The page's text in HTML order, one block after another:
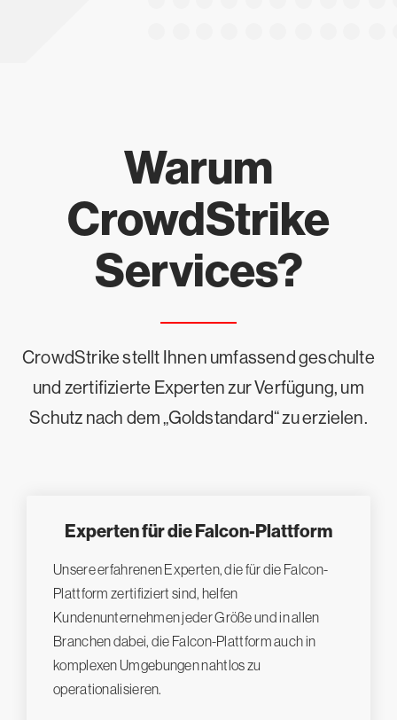
Warum
CrowdStrike
Services?
CrowdStrike stellt Ihnen umfassend geschulte
und zertifizierte Experten zur Verfügung, um
Schutz nach dem „Goldstandard“ zu erzielen.
Experten für die Falcon-Plattform
Unsere erfahrenen Experten, die für die Falcon-
Plattform zertifiziert sind, helfen
Kundenunternehmen jeder Größe und in allen
Branchen dabei, die Falcon-Plattform auch in
komplexen Umgebungen nahtlos zu
operationalisieren.